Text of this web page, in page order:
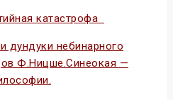
катастрофа
дундуки небинарного
Ф.Ницше.Синеокая —